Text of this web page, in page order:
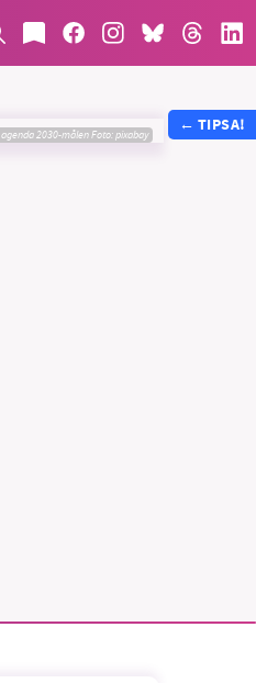
agenda 2030-målenFoto: pixabay ← TIPSA!